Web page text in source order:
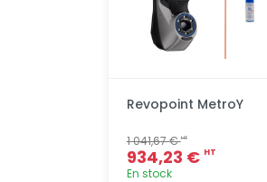
Revopoint MetroY
1 041,67 €HT
934,23 € HT
En stock